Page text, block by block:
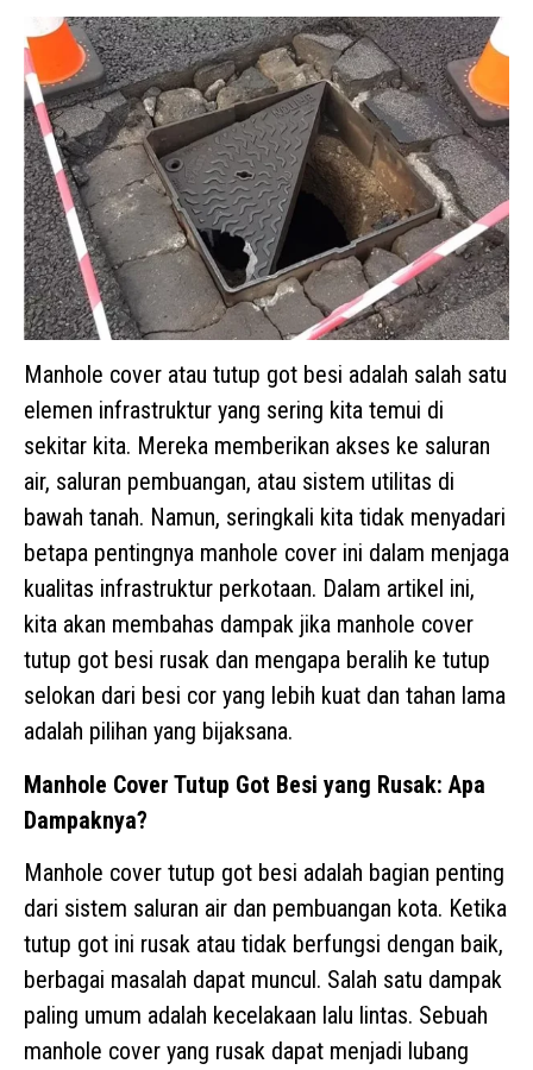
Manhole cover atau tutup got besi adalah salah satu
elemen infrastruktur yang sering kita temui di
sekitar kita. Mereka memberikan akses ke saluran
air, saluran pembuangan, atau sistem utilitas di
bawah tanah. Namun, seringkali kita tidak menyadari
betapa pentingnya manhole cover ini dalam menjaga
kualitas infrastruktur perkotaan. Dalam artikel ini,
kita akan membahas dampak jika manhole cover
tutup got besi rusak dan mengapa beralih ke tutup
selokan dari besi cor yang lebih kuat dan tahan lama
adalah pilihan yang bijaksana.
Manhole Cover Tutup Got Besi yang Rusak: Apa
Dampaknya?
Manhole cover tutup got besi adalah bagian penting
dari sistem saluran air dan pembuangan kota. Ketika
tutup got ini rusak atau tidak berfungsi dengan baik,
berbagai masalah dapat muncul. Salah satu dampak
paling umum adalah kecelakaan lalu lintas. Sebuah
manhole cover yang rusak dapat menjadi lubang